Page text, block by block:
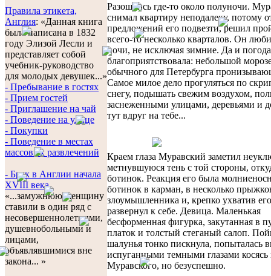
Правила этикета,
Англия: «Данная книга
была написана в 1832
году Элизой Лесли и
представляет собой
учебник-руководство
для молодых девушек...»
- Пребывание в гостях
- Прием гостей
- Приглашение на чай
- Поведение на улице
- Покупки
- Поведение в местах
массовых развлечений
- Брак в Англии начала
XVIII века
«...замужнюю женщину
ставили в один ряд с
несовершеннолетними,
душевнобольными и
лицами,
объявлявшимися вне
закона... »
Разошлись где-то около полуночи.
снимал квартиру неподалеку, потому
предложений его подвезти, решил
всего-то несколько кварталов. Он
ночи, не исключая зимние. Да и
благоприятствовала: небольшой
обычного для Петербурга
Самое милое дело прогуляться по
снегу, подышать свежим воздухом,
заснеженными улицами, деревьями и
тут вдруг на тебе...
Краем глаза Муравский заметил
метнувшуюся тень с той стороны,
ботинок. Реакция его была
ботинок в карман, в несколько
злоумышленника и, крепко ухватив
развернул к себе. Девица. Маленькая
бесформенная фигурка, закутанная в
платок и толстый стеганый салоп.
шалунья тонко пискнула, попыталась
испуганными темными глазами косясь
Муравского, но безуспешно.